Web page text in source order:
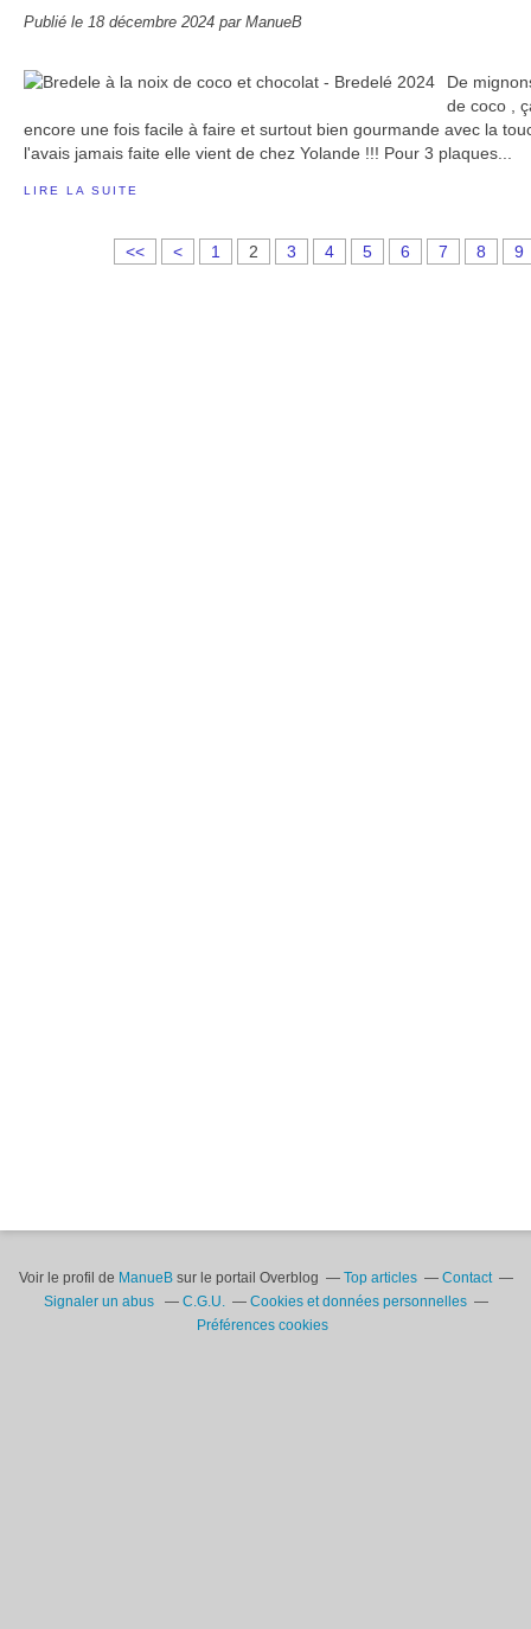
Publié le 18 décembre 2024 par ManueB
De
de coco ,
encore une fois facile à faire et surtout bien gourmande avec la
l'avais jamais faite elle vient de chez Yolande !!! Pour 3 plaques...
LIRE LA SUITE
<< < 1 2 3 4 5 6 7 8 9
Voir le profil de ManueBsur le portail Overblog Top articles
Contact
Signaler un abus
C.G.U.
Cookies et données personnelles
Préférences cookies